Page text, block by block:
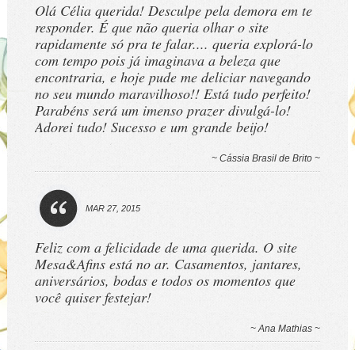
Olá Célia querida! Desculpe pela demora em te
responder. É que não queria olhar o site
rapidamente só pra te falar.... queria explorá-lo
com tempo pois já imaginava a beleza que
encontraria, e hoje pude me deliciar navegando
no seu mundo maravilhoso!! Está tudo perfeito!
Parabéns será um imenso prazer divulgá-lo!
Adorei tudo! Sucesso e um grande beijo!
~ Cássia Brasil de Brito ~
MAR 27, 2015
Feliz com a felicidade de uma querida. O site
Mesa&Afins está no ar. Casamentos, jantares,
aniversários, bodas e todos os momentos que
você quiser festejar!
~ Ana Mathias ~